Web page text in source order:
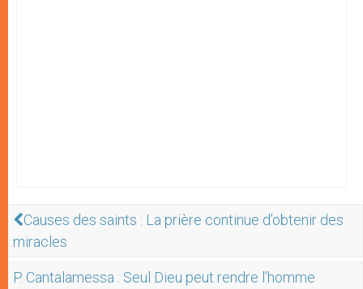
Causes des saints : La prière continue d’obtenir des
miracles
P. Cantalamessa : Seul Dieu peut rendre l’homme